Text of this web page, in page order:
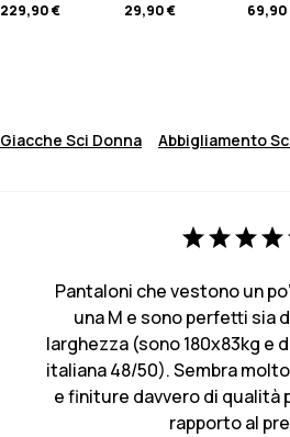
229,90 €
29,90 €
69,90
Giacche Sci Donna Abbigliamento
Pantaloni che vestono un
una M e sono perfetti sia
larghezza (sono 180x83kg e
italiana 48/50). Sembra
e finiture davvero di qualità
rapporto al